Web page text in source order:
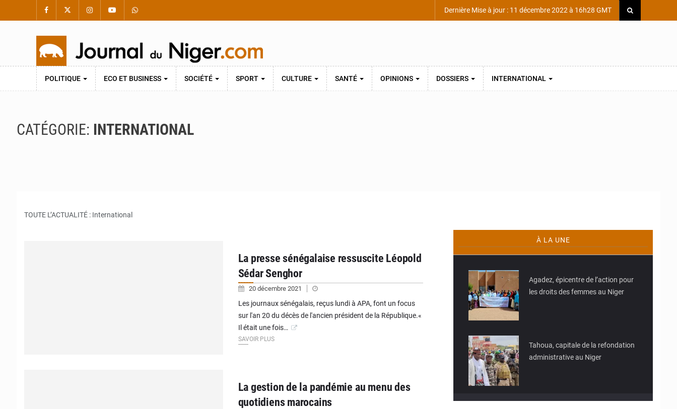
Dernière Mise à jour : 11 décembre 2022 à 16h28 GMT
POLITIQUE ECO ET BUSINESS SOCIÉTÉ SPORT CULTURE SANTÉ OPINIONS DOSSIERS INTERNATIONAL
CATÉGORIE: INTERNATIONAL
TOUTE L’ACTUALITÉ : International
La presse sénégalaise ressuscite Léopold
Sédar Senghor
20 décembre 2021
Les journaux sénégalais, reçus lundi à APA, font un focus
sur l'an 20 du décès de l'ancien président de la République.«
Il était une fois…
SAVOIR PLUS
La gestion de la pandémie au menu des
quotidiens marocains
À LA UNE
Agadez, épicentre de l’action pour
les droits des femmes au Niger
Tahoua, capitale de la refondation
administrative au Niger